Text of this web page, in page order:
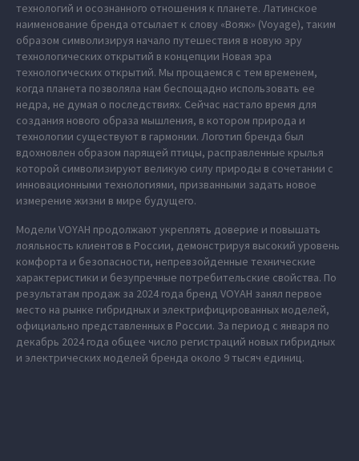
технологий и осознанного отношения к планете. Латинское
наименование бренда отсылает к слову «Вояж» (Voyage), таким
образом символизируя начало путешествия в новую эру
технологических открытий в концепции Новая эра
технологических открытий. Мы прощаемся с тем временем,
когда планета позволяла нам беспощадно использовать ее
недра, не думая о последствиях. Сейчас настало время для
создания нового образа мышления, в котором природа и
технологии существуют в гармонии. Логотип бренда был
вдохновлен образом парящей птицы, расправленные крылья
которой символизируют великую силу природы в сочетании с
инновационными технологиями, призванными задать новое
измерение жизни в мире будущего.
Модели VOYAH продолжают укреплять доверие и повышать
лояльность клиентов в России, демонстрируя высокий уровень
комфорта и безопасности, непревзойденные технические
характеристики и безупречные потребительские свойства. По
результатам продаж за 2024 года бренд VOYAH занял первое
место на рынке гибридных и электрифицированных моделей,
официально представленных в России. За период с января по
декабрь 2024 года общее число регистраций новых гибридных
и электрических моделей бренда около 9 тысяч единиц.